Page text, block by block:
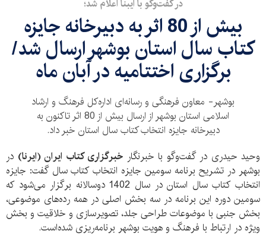
در گفت‌وگو با ایبنا اعلام شد؛
بیش از 80 اثر به دبیرخانه جایزه
کتاب سال استان بوشهر ارسال شد/
برگزاری اختتامیه در آبان ماه
بوشهر- معاون فرهنگی و رسانه‌ای اداره‌کل فرهنگ و ارشاد
اسلامی استان بوشهر از ارسال بیش از 80 اثر تاکنون به
دبیرخانه جایزه انتخاب کتاب سال استان خبر داد.
وحید حیدری در گفت‌وگو با خبرنگار خبرگزاری کتاب ایران (ایرنا) در
بوشهر در تشریح برنامه سومین جایزه انتخاب کتاب سال گفت: جایزه
انتخاب کتاب سال استان در سال 1402 دوسالانه برگزار می‌شود که
سومین دوره این برنامه در سه بخش اصلی در همه رده‌های موضوعی،
بخش جنبی با موضوعات طراحی جلد، تصویرسازی و خلاقیت و بخش
ویژه در ارتباط با فرهنگ و هویت بوشهر برنامه‌ریزی شده‌است.